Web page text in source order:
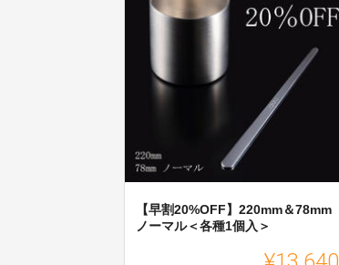
【早割20%OFF】220mm＆78mm
ノーマル＜各種1個入＞